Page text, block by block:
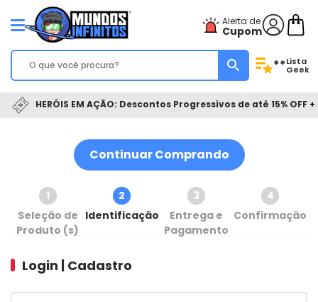
Alerta de
Cupom
**Lista
Geek
HERÓIS EM AÇÃO: Descontos Progressivos de até 15% OFF
Continuar Comprando
1
Seleção de
Produto (s)
2
Identificação
3
Entrega e
Pagamento
4
Confirmação
Login | Cadastro